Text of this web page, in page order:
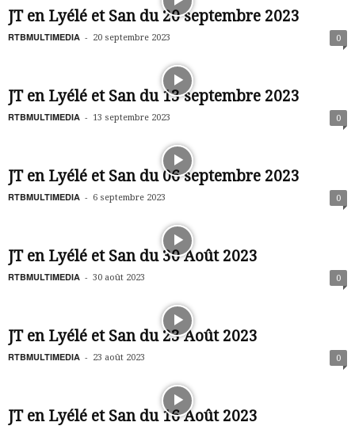
JT en Lyélé et San du 20 septembre 2023
RTBMULTIMEDIA - 20 septembre 2023 0
JT en Lyélé et San du 13 septembre 2023
RTBMULTIMEDIA - 13 septembre 2023 0
JT en Lyélé et San du 06 septembre 2023
RTBMULTIMEDIA - 6 septembre 2023 0
JT en Lyélé et San du 30 Août 2023
RTBMULTIMEDIA - 30 août 2023 0
JT en Lyélé et San du 23 Août 2023
RTBMULTIMEDIA - 23 août 2023 0
JT en Lyélé et San du 16 Août 2023